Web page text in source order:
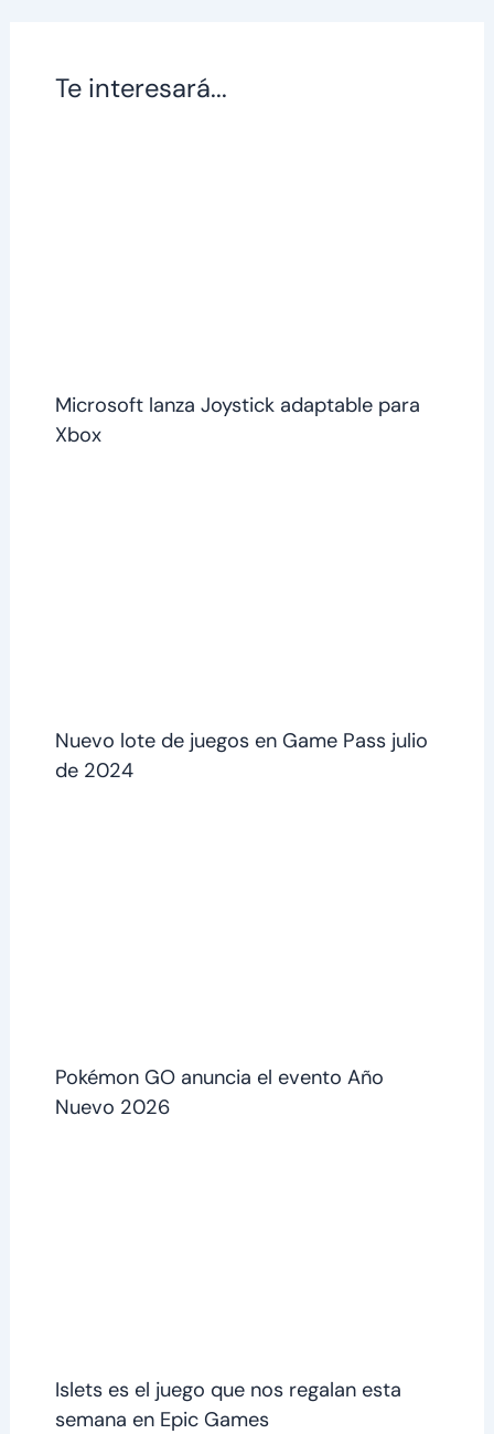
Te interesará...
Microsoft lanza Joystick adaptable para
Xbox
Nuevo lote de juegos en Game Pass julio
de 2024
Pokémon GO anuncia el evento Año
Nuevo 2026
Islets es el juego que nos regalan esta
semana en Epic Games